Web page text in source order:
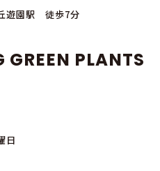
遊園駅 徒歩7分
GREEN PLANTS
日